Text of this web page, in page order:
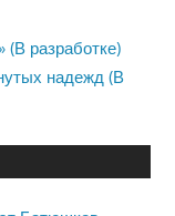
разработке)
надежд (В